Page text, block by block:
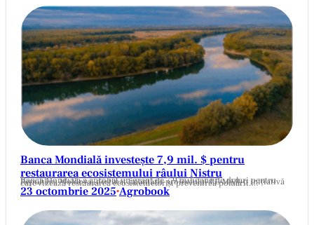
Banca Mondială investește 7,9 mil. $ pentru
restaurarea ecosistemului râului Nistru
Banca Mondială a aprobat un grant de 7,9 milioane de dolari pentru Republica Moldova, destinat finanțării proiectului RE-MAP, o inițiativă care vizează restaurarea ecosistemelor și prevenirea poluării.…
23 octombrie 2025•Agrobook